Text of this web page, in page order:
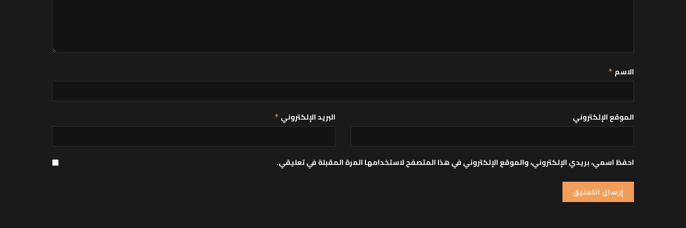
الاسم *
البريد الإلكتروني * الموقع الإلكتروني
احفظ اسمي، بريدي الإلكتروني، والموقع الإلكتروني في هذا المتصفح لاستخدامها المرة المقبلة في تعليقي.